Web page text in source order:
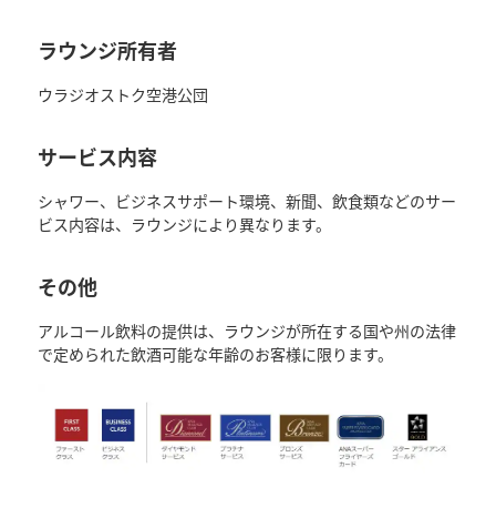
ラウンジ所有者
ウラジオストク空港公団
サービス内容
シャワー、ビジネスサポート環境、新聞、飲食類などのサー
ビス内容は、ラウンジにより異なります。
その他
アルコール飲料の提供は、ラウンジが所在する国や州の法律
で定められた飲酒可能な年齢のお客様に限ります。